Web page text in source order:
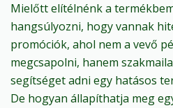
Mielőtt elítélnénk a
hangsúlyozni, hogy vannak
promóciók, ahol nem a vevő
megcsapolni, hanem
segítséget adni egy hatásos
De hogyan állapíthatja meg